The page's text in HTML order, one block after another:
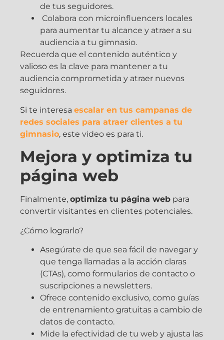
de tus seguidores.
Colabora con microinfluencers locales
para aumentar tu alcance y atraer a su
audiencia a tu gimnasio.
Recuerda que el contenido auténtico y
valioso es la clave para mantener a tu
audiencia comprometida y atraer nuevos
seguidores.
Si te interesa escalar en tus campanas de
redes sociales para atraer clientes a tu
gimnasio, este video es para ti.
Mejora y optimiza tu
página web
Finalmente, optimiza tu página web para
convertir visitantes en clientes potenciales.
¿Cómo lograrlo?
Asegúrate de que sea fácil de navegar y
que tenga llamadas a la acción claras
(CTAs), como formularios de contacto o
suscripciones a newsletters.
Ofrece contenido exclusivo, como guías
de entrenamiento gratuitas a cambio de
datos de contacto.
Mide la efectividad de tu web y ajusta las